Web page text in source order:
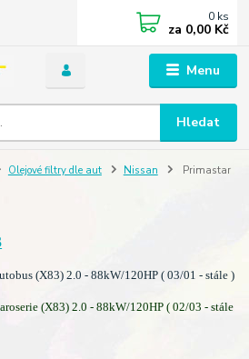
Menu
Hledat
0 ks
za 0,00 Kč
Olejové filtry dle aut Nissan Primastar
(X83) 2.0 - 88kW/120HP ( 03/01 - stále )
(X83) 2.0 - 88kW/120HP ( 02/03 - stále